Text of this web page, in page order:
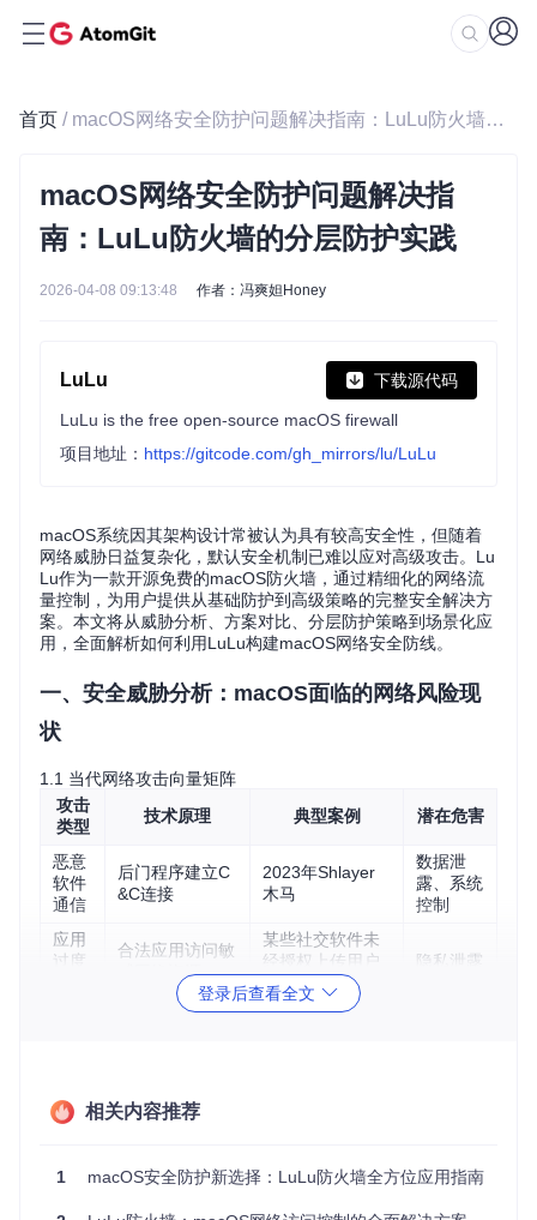
首页 / macOS网络安全防护问题解决指南：LuLu防火墙的分层防护实践
macOS网络安全防护问题解决指
南：LuLu防火墙的分层防护实践
2026-04-08 09:13:48 作者：冯爽妲Honey
LuLu 下载源代码
LuLu is the free open-source macOS firewall
项目地址： https://gitcode.com/gh_mirrors/lu/LuLu
macOS系统因其架构设计常被认为具有较高安全性，但随着
网络威胁日益复杂化，默认安全机制已难以应对高级攻击。Lu
Lu作为一款开源免费的macOS防火墙，通过精细化的网络流
量控制，为用户提供从基础防护到高级策略的完整安全解决方
案。本文将从威胁分析、方案对比、分层防护策略到场景化应
用，全面解析如何利用LuLu构建macOS网络安全防线。
一、安全威胁分析：macOS面临的网络风险现
状
1.1 当代网络攻击向量矩阵
攻击
类型
技术原理 典型案例 潜在危害
恶意
软件
通信
后门程序建立C
&C连接
2023年Shlayer
木马
数据泄
露、系统
控制
应用
过度
合法应用访问敏
感网络资源
某些社交软件未
经授权上传用户
数据
隐私泄露
网络
钓鱼
户访问恶意服务
数据
未授权数据传输
企业知识产权窃
商业损失
登录后查看全文
相关内容推荐
1 macOS安全防护新选择：LuLu防火墙全方位应用指南